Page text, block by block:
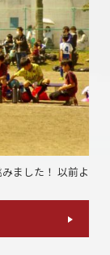
ました！ 以前よ